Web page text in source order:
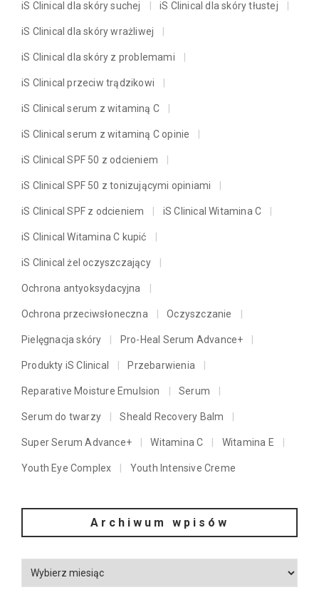
iS Clinical dla skóry suchej iS Clinical dla skóry tłustej
iS Clinical dla skóry wrażliwej
iS Clinical dla skóry z problemami
iS Clinical przeciw trądzikowi
iS Clinical serum z witaminą C
iS Clinical serum z witaminą C opinie
iS Clinical SPF 50 z odcieniem
iS Clinical SPF 50 z tonizującymi opiniami
iS Clinical SPF z odcieniem iS Clinical Witamina C
iS Clinical Witamina C kupić
iS Clinical żel oczyszczający
Ochrona antyoksydacyjna
Ochrona przeciwsłoneczna Oczyszczanie
Pielęgnacja skóry Pro-Heal Serum Advance+
Produkty iS Clinical Przebarwienia
Reparative Moisture Emulsion Serum
Serum do twarzy Sheald Recovery Balm
Super Serum Advance+ Witamina C Witamina E
Youth Eye Complex Youth Intensive Creme
Archiwum wpisów